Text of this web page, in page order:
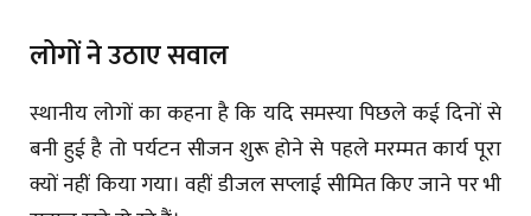
लोगों ने उठाए सवाल
स्थानीय लोगों का कहना है कि यदि समस्या पिछले कई दिनों से
बनी हुई है तो पर्यटन सीजन शुरू होने से पहले मरम्मत कार्य पूरा
क्यों नहीं किया गया। वहीं डीजल सप्लाई सीमित किए जाने पर भी